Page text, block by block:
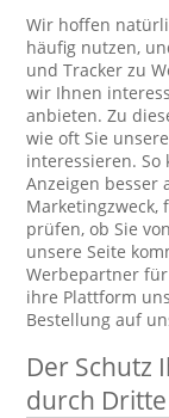
Wir hoffen
häufig nutzen,
und Tracker zu
wir Ihnen
anbieten. Zu
wie oft Sie
interessieren.
Anzeigen besser
Marketingzweck,
prüfen, ob Sie
unsere Seite
Werbepartner
ihre Plattform
Bestellung auf
Der Schutz
durch Dritte